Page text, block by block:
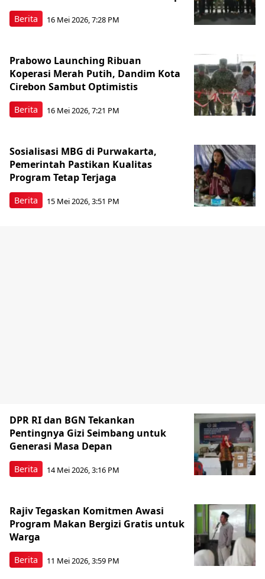
Berita 16 Mei 2026, 7:28 PM
Berita
Prabowo Launching Ribuan
Koperasi Merah Putih, Dandim Kota
Cirebon Sambut Optimistis
16 Mei 2026, 7:21 PM
Berita
Sosialisasi MBG di Purwakarta,
Pemerintah Pastikan Kualitas
Program Tetap Terjaga
15 Mei 2026, 3:51 PM
Berita
DPR RI dan BGN Tekankan
Pentingnya Gizi Seimbang untuk
Generasi Masa Depan
14 Mei 2026, 3:16 PM
Berita
Rajiv Tegaskan Komitmen Awasi
Program Makan Bergizi Gratis untuk
Warga
11 Mei 2026, 3:59 PM